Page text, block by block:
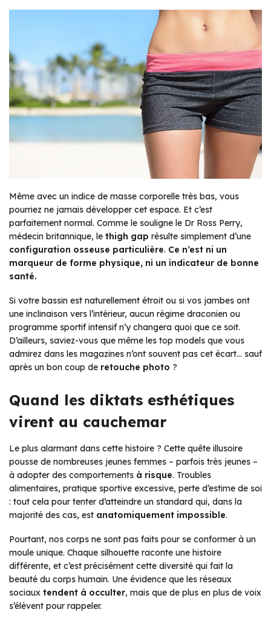
Même avec un indice de masse corporelle très bas, vous
pourriez ne jamais développer cet espace. Et c’est
parfaitement normal. Comme le souligne le Dr Ross Perry,
médecin britannique, le thigh gap résulte simplement d’une
configuration osseuse particulière. Ce n’est ni un
marqueur de forme physique, ni un indicateur de bonne
santé.
Si votre bassin est naturellement étroit ou si vos jambes ont
une inclinaison vers l’intérieur, aucun régime draconien ou
programme sportif intensif n’y changera quoi que ce soit.
D’ailleurs, saviez-vous que même les top models que vous
admirez dans les magazines n’ont souvent pas cet écart… sauf
après un bon coup de retouche photo ?
Quand les diktats esthétiques
virent au cauchemar
Le plus alarmant dans cette histoire ? Cette quête illusoire
pousse de nombreuses jeunes femmes – parfois très jeunes –
à adopter des comportements à risque. Troubles
alimentaires, pratique sportive excessive, perte d’estime de soi
: tout cela pour tenter d’atteindre un standard qui, dans la
majorité des cas, est anatomiquement impossible.
Pourtant, nos corps ne sont pas faits pour se conformer à un
moule unique. Chaque silhouette raconte une histoire
différente, et c’est précisément cette diversité qui fait la
beauté du corps humain. Une évidence que les réseaux
sociaux tendent à occulter, mais que de plus en plus de voix
s’élèvent pour rappeler.